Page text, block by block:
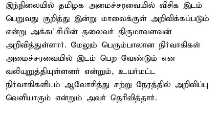
இந்நிலையில் தமிழக அமைச்சரவையில் விசிக இடம்
பெறுவது குறித்து இன்று மாலைக்குள் அறிவிக்கப்படும்
என்று அக்கட்சியின் தலைவர் திருமாவளவன்
அறிவித்துள்ளார். மேலும் பெரும்பாலான நிர்வாகிகள்
அமைச்சரவையில் இடம் பெற வேண்டும் என
வலியுறுத்தியுள்ளனர் என்றும், உயர்மட்ட
நிர்வாகிகளிடம் ஆலோசித்து சற்று நேரத்தில் அறிவிப்பு
வெளியாகும் என்றும் அவர் தெரிவித்தார்.